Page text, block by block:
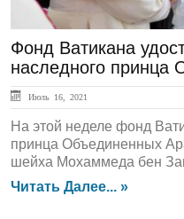
Фонд Ватикана
наследного принца
Июль 16, 2021
На этой неделе фонд
принца Объединенных
шейха Мохаммеда бен
Читать Далее... »